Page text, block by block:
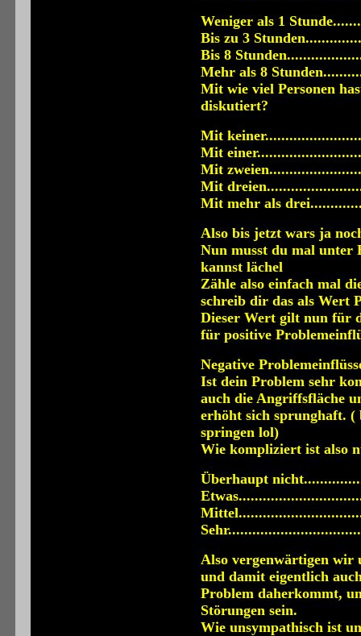
Weniger als 1
Bis zu 3
Bis 8
Mehr als 8
Mit wie viel Personen
diskutiert?
Mit
Mit
Mit
Mit
Mit mehr als
Also bis jetzt wars ja
Nun musst du mal unter
kannst lächel
Zähle also einfach mal
schreib dir das als Wert
Dieser Wert gilt nun für
für positive
Negative
Ist dein Problem sehr
auch die Angriffsfläche
erhöht sich sprunghaft.
springen lol)
Wie kompliziert ist also
Überhaupt
Also vergenwärtigen wir
und damit eigentlich
Problem daherkommt,
Störungen sein.
Wie unsympathisch ist